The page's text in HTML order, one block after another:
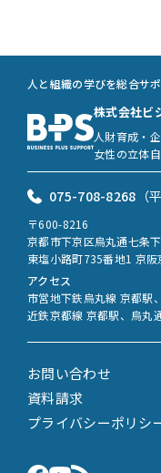
お問い合わせ
資料請求
プライバシーポリシ
人と組織の学びを総合サ
株式会社ビ
人財育成・
女性の立体
075-708-8268 （
〒600-8216
京都市下京区烏丸通七条
東塩小路町735番地1 京
アクセス
市営地下鉄烏丸線 京都駅
近鉄京都線 京都駅、烏丸